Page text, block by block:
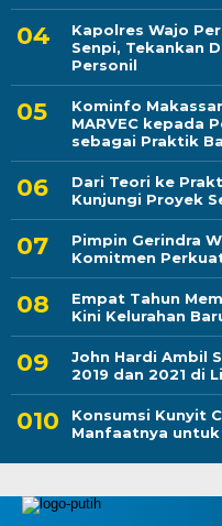
Kapolres Wajo
Senpi, Tekankan
Personil
Kominfo
MARVEC kepada
sebagai Praktik
Dari Teori ke
Kunjungi Proyek
Pimpin Gerindra
Komitmen
Empat Tahun
Kini Kelurahan
John Hardi Ambil
2019 dan 2021 di
Konsumsi Kunyit
Manfaatnya